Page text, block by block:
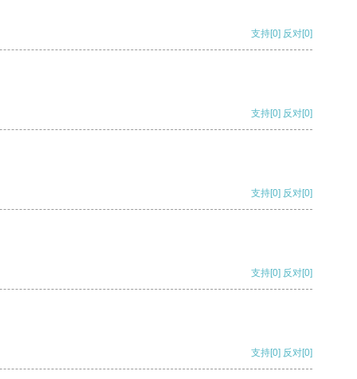
支持[0] 反对[0]
支持[0] 反对[0]
支持[0] 反对[0]
支持[0] 反对[0]
支持[0] 反对[0]